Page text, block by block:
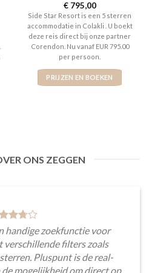
Gewaardeerd
5uit 5
€795,00
Side Star Resort is een 5 sterren
accommodatie in Colakli . U boekt
deze reis direct bij onze partner
Corendon. Nu vanaf EUR 795.00
per persoon.
PRIJZEN EN BOEKEN
ONS ZEGGEN
handige zoekfunctie voor
verschillende filters zoals
Pluspunt is de real-
mogelijkheid om direct op